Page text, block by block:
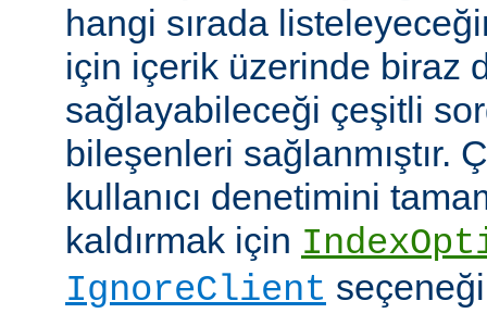
hangi sırada
için içerik üzerinde biraz
sağlayabileceği çeşitli
bileşenleri sağlanmıştır.
kullanıcı denetimini
kaldırmak için
IgnoreClient